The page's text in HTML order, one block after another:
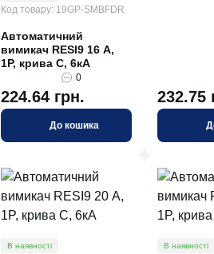
Код товару: 19GP-SMBFDR
Автоматичний
вимикач RESI9 16 А,
1P, крива С, 6кА
0
224.64 грн.
До кошика
232.75
В наявності В наявності